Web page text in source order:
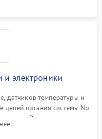
и электроники
датчиков температуры и
цепей питания системы No
Ремонт или замена
алгоритмов.